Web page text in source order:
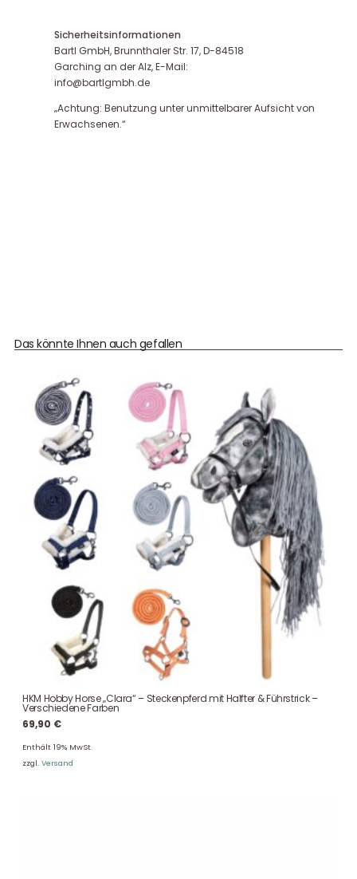
Sicherheitsinformationen
Bartl GmbH, Brunnthaler Str. 17, D-84518
Garching an der Alz, E-Mail:
info@bartlgmbh.de
„Achtung: Benutzung unter unmittelbarer Aufsicht von
Erwachsenen.“
Das könnte Ihnen auch gefallen
HKM Hobby Horse „Clara“ – Steckenpferd mit Halfter & Führstrick –
Verschiedene Farben
69,90 €
Enthält 19% MwSt.
zzgl. Versand